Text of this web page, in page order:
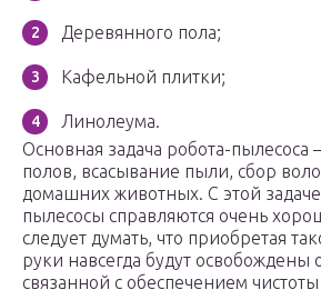
Деревянного пола;
Кафельной плитки;
Линолеума.
Основная задача робота-пылесоса
полов, всасывание пыли, сбор
домашних животных. С этой
пылесосы справляются очень
следует думать, что приобретая
руки навсегда будут освобождены
связанной с обеспечением